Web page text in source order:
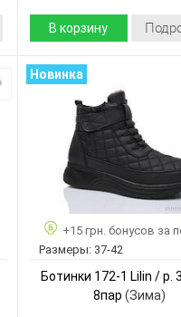
В корзину
Сезон:
Материал верха:
кожа
Материал
внутри:
мех
Подошва : Пена
Страна
производитель:
Китай
Бренд: Lilin
Артикул:
Размер: 37-42
Кол-во пар: 8
Новинка
+15 грн. бонусов за
Размеры: 37-42
Ботинки 172-1 Lilin / p.
8пар (Зима)